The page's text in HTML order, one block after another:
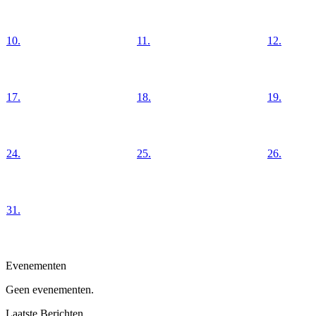
10. 11. 12.
17. 18. 19.
24. 25. 26.
31.
Evenementen
Geen evenementen.
Laatste Berichten